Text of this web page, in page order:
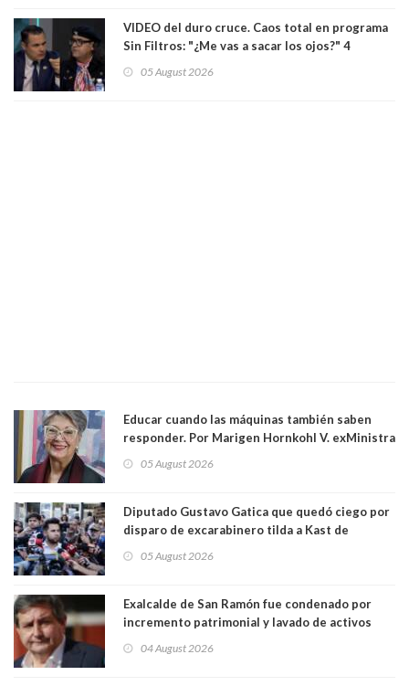
VIDEO del duro cruce. Caos total en programa
Sin Filtros: "¿Me vas a sacar los ojos?" 4
excarabinero que dejó ciego a Gustavo Gatica:
05 August 2026
Educar cuando las máquinas también saben
responder. Por Marigen Hornkohl V. exMinistra
05 August 2026
Diputado Gustavo Gatica que quedó ciego por
disparo de excarabinero tilda a Kast de
absolución del exuniformado. Presidente DC
05 August 2026
Exalcalde de San Ramón fue condenado por
incremento patrimonial y lavado de activos
04 August 2026